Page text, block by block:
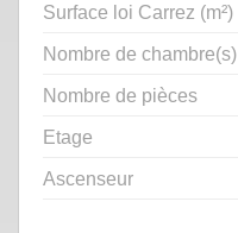
Surface loi Carrez (m²)
Nombre de chambre(s)
Nombre de pièces
Etage
Ascenseur